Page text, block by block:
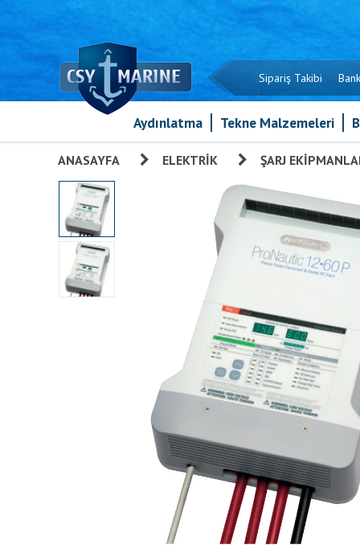
Sipariş Takibi
Aydınlatma Tekne Malzemeleri
ANASAYFA ELEKTRIK ŞARJ